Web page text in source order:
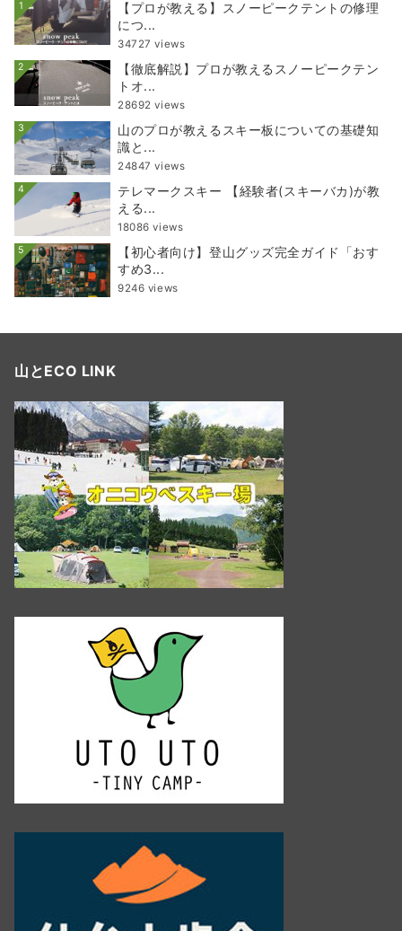
1
【プロが教える】スノーピークテントの修理
につ...
34727 views
2
【徹底解説】プロが教えるスノーピークテン
トオ...
28692 views
3
山のプロが教えるスキー板についての基礎知
識と...
24847 views
4
テレマークスキー 【経験者(スキーバカ)が教
える...
18086 views
5
【初心者向け】登山グッズ完全ガイド「おす
すめ3...
9246 views
山とECO LINK